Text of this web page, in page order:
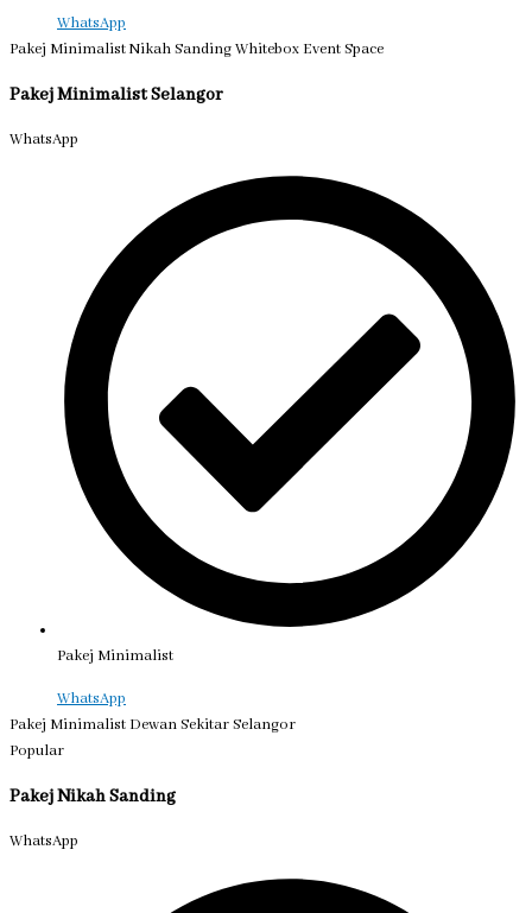
WhatsApp
Pakej Minimalist Nikah Sanding Whitebox Event Space
Pakej Minimalist Selangor
WhatsApp
Pakej Minimalist
WhatsApp
Pakej Minimalist Dewan Sekitar Selangor
Popular
Pakej Nikah Sanding
WhatsApp